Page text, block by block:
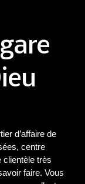
d’affaire de
centre
très
faire. Vous